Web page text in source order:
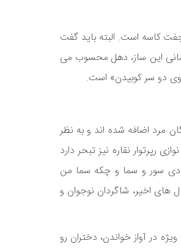
کاسه است. البته باید گفت
این ساز، دهل محسوب می
مرد اضافه شده اند و به نظر
است. او در تک نوازی رپرتوار نقاره نیز تبحر دارد
دی سور و سما و چکه سما من
سال های اخیر، شاگردان نوجوان و
در آواز خواندن، دختران رو